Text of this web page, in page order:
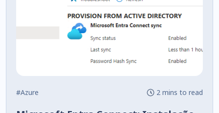
#Azure 2 mins to read